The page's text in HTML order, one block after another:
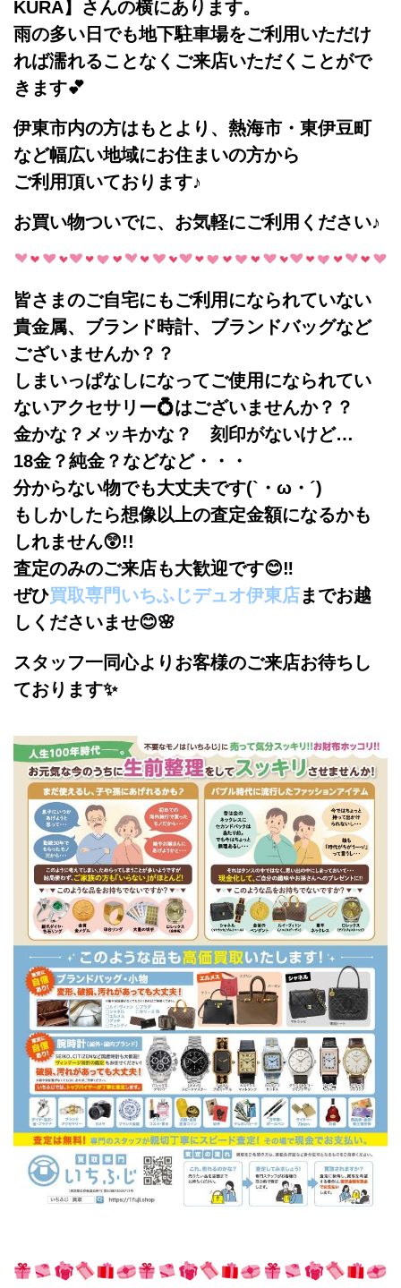
KURA】さんの横にあります。
雨の多い日でも地下駐車場をご利用いただけ
れば濡れることなくご来店いただくことがで
きます💕
伊東市内の方はもとより、熱海市・東伊豆町
など幅広い地域にお住まいの方から
ご利用頂いております♪
お買い物ついでに、お気軽にご利用ください♪
皆さまのご自宅にもご利用になられていない
貴金属、ブランド時計、ブランドバッグなど
ございませんか？？
しまいっぱなしになってご使用になられてい
ないアクセサリー💍はございませんか？？
金かな？メッキかな？ 刻印がないけど…
18金？純金？などなど・・・
分からない物でも大丈夫です(`・ω・´)
もしかしたら想像以上の査定金額になるかも
しれません😲!!
査定のみのご来店も大歓迎です😊‼
ぜひ買取専門いちふじデュオ伊東店までお越
しくださいませ😊🌸
スタッフ一同心よりお客様のご来店お待ちし
ております✨